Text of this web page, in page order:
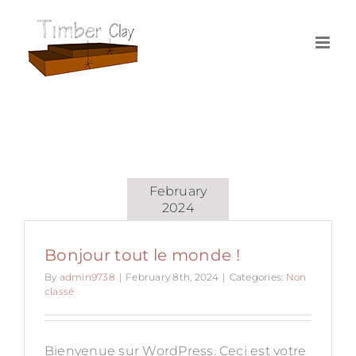
content
February
2024
Bonjour tout le monde !
By admin9738 | February 8th, 2024 | Categories: Non
classé
Bienvenue sur WordPress. Ceci est votre